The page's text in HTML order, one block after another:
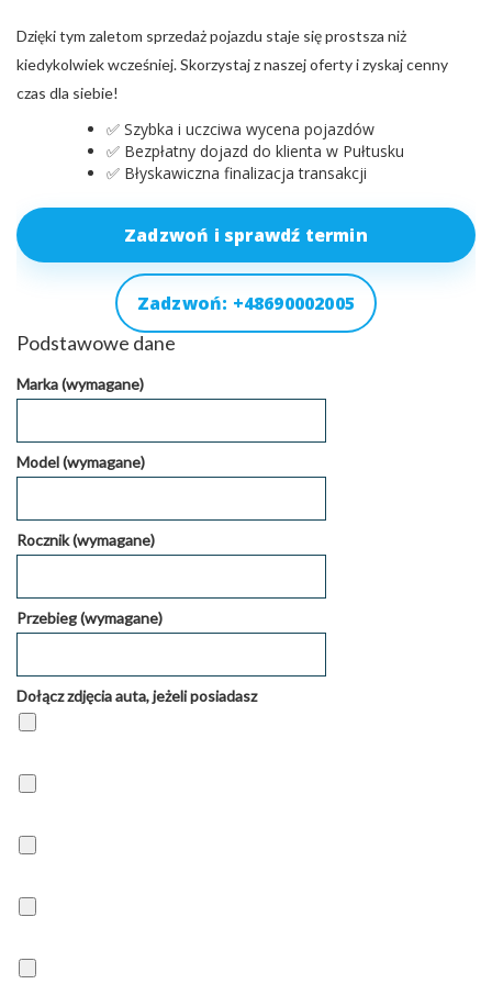
Dzięki tym zaletom sprzedaż pojazdu staje się prostsza niż
kiedykolwiek wcześniej. Skorzystaj z naszej oferty i zyskaj cenny
czas dla siebie!
✅ Szybka i uczciwa wycena pojazdów
✅ Bezpłatny dojazd do klienta w Pułtusku
✅ Błyskawiczna finalizacja transakcji
Zadzwoń i sprawdź termin
Zadzwoń: +48690002005
Podstawowe dane
Marka (wymagane)
Model (wymagane)
Rocznik (wymagane)
Przebieg (wymagane)
Dołącz zdjęcia auta, jeżeli posiadasz